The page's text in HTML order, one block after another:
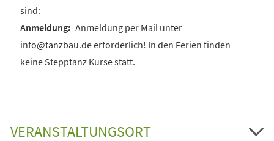
sind:
Anmeldung per Mail unter
info@tanzbau.de erforderlich! In den Ferien finden
keine Stepptanz Kurse statt.
VERANSTALTUNGSORT